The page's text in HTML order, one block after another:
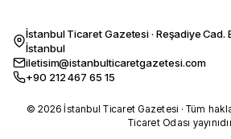
İstanbul Ticaret Gazetesi · Reşadiye Cad.
İstanbul
iletisim@istanbulticaretgazetesi.com
+90 212 467 65 15
© 2026 İstanbul Ticaret Gazetesi · Tüm
Ticaret Odası